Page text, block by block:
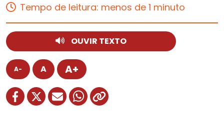
Tempo de leitura: menos de 1 minuto
OUVIR TEXTO
A- A A+